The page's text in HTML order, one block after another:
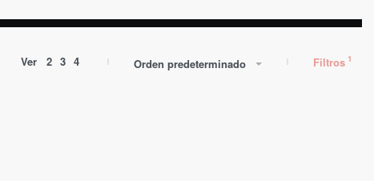
Ver 2 3 4 Orden predeterminado Filtros